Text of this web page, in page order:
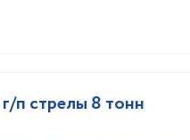
п стрелы 8 тонн